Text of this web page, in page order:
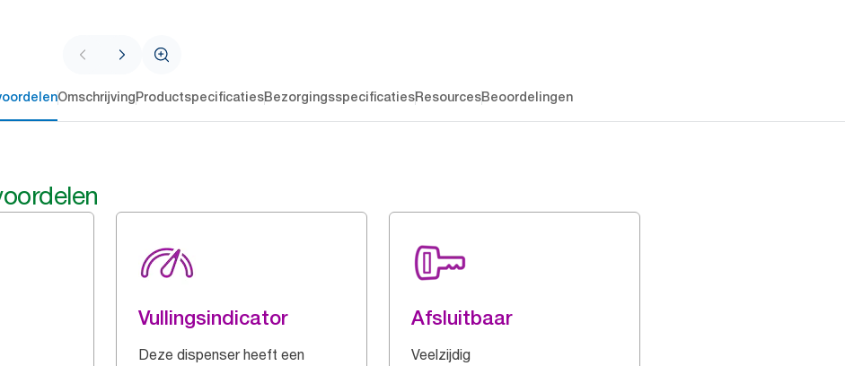
OmschrijvingProductspecificatiesBezorgingsspecificatiesResourcesBeoordelingen
Vullingsindicator
Deze dispenser heeft een
Afsluitbaar
Veelzijdig